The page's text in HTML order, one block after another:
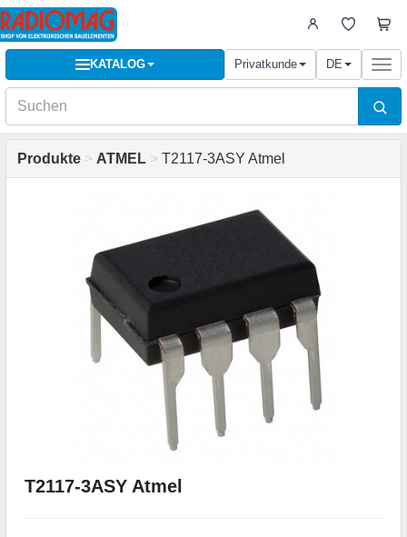
KATALOG Privatkunde DE
Produkte > ATMEL > T2117-3ASY Atmel
T2117-3ASY Atmel